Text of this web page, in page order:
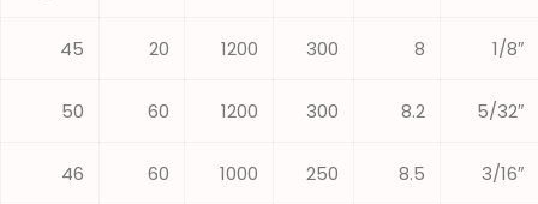
1/8″
8
300
1200
20
45
5/32″
8.2
300
1200
60
50
3/16″
8.5
250
1000
60
46